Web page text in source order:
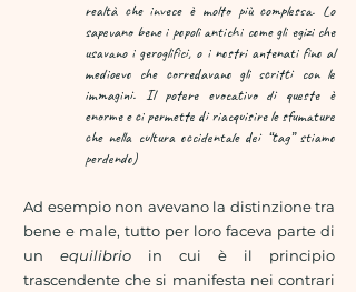
realtà che invece è molto più complessa. Lo
sapevano bene i popoli antichi come gli egizi che
usavano i geroglifici, o i nostri antenati fino al
medioevo che corredavano gli scritti con le
immagini. Il potere evocativo di queste è
enorme e ci permette di riacquisire le sfumature
che nella cultura occidentale dei “tag” stiamo
perdendo)
Ad esempio non avevano la distinzione tra
bene e male, tutto per loro faceva parte di
un equilibrio in cui è il principio
trascendente che si manifesta nei contrari